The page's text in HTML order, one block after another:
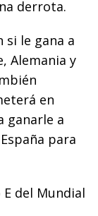
derrota.
si le gana a
Alemania y
en
ganarle a
para
del Mundial